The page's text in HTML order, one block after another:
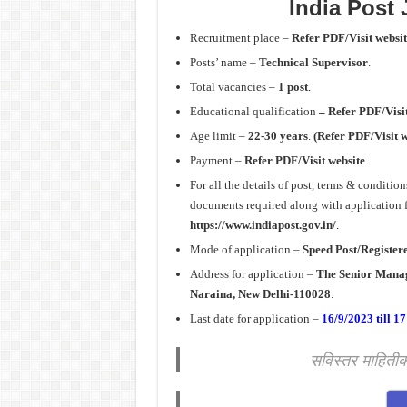
India Post
Recruitment place – Refer PDF/Visit
Posts’ name – Technical Supervisor.
Total vacancies – 1 post.
Educational qualification – Refer PDF/
Age limit –22-30 years. (Refer PDF/Visit
Payment – Refer PDF/Visit website.
For all the details of post, terms &
documents required along with application
https://www.indiapost.gov.in/.
Mode of application – Speed Post/
Address for application – The Senior
Naraina, New Delhi-110028
Last date for application – 16/9/2023 till 17
सविस्तर